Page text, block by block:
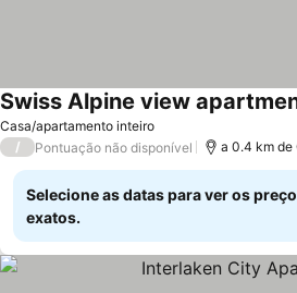
Casa/apartamento inteiro
Swiss Alpine view
/ Pontuação não disponível a 0.4 km de
Selecione as datas para ver os
exatos.